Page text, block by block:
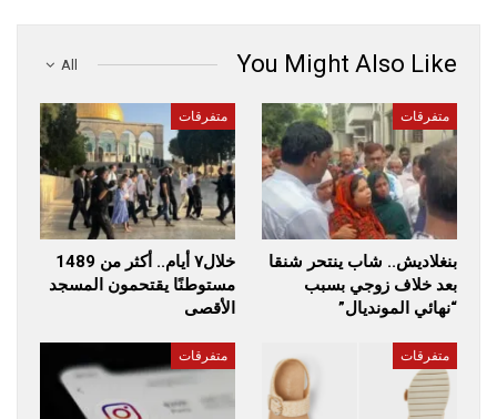
All You Might Also Like
متفرقات
بنغلاديش.. شاب ينتحر شنقا
بعد خلاف زوجي بسبب
“نهائي المونديال”
متفرقات
خلال٧ أيام.. أكثر من 1489
مستوطنًا يقتحمون المسجد
الأقصى
متفرقات متفرقات